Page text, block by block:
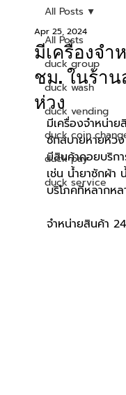
All Posts
duck group
duck wash
duck vending
duck coin
duck pay
duck service
All Posts
มีเครื่องจ
ชม. ในร้า
ห่วง
Apr 25, 2024
มีเครื่องจำหน่า
ซักสบายหายห่วง
มีสินค้าคอยบริกา
เช่น น้ำยาซักผ้า
บริโภคที่หลากหล
จำหน่ายสินค้า